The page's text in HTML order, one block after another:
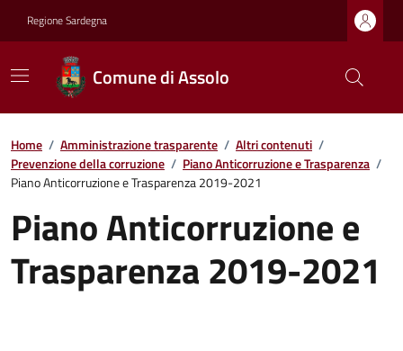
Regione Sardegna
Comune di Assolo
Home / Amministrazione trasparente / Altri contenuti /
Prevenzione della corruzione / Piano Anticorruzione e Trasparenza /
Piano Anticorruzione e Trasparenza 2019-2021
Piano Anticorruzione e
Trasparenza 2019-2021